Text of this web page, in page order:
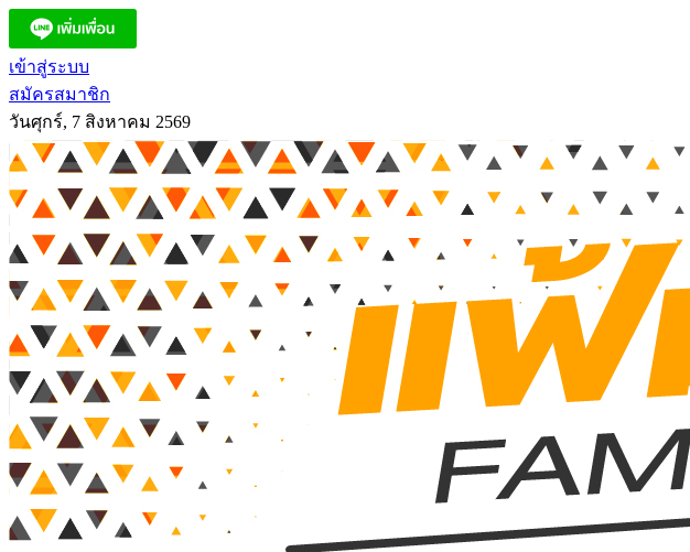
เข้าสู่ระบบ
สมัครสมาชิก
วันศุกร์, 7 สิงหาคม 2569